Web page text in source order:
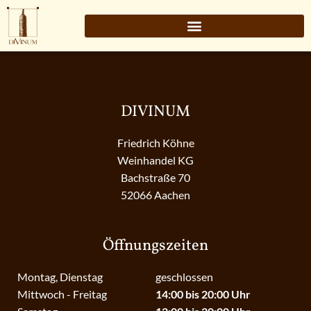
DIVINUM
Friedrich Köhne
Weinhandel KG
Bachstraße 70
52066 Aachen
Öffnungszeiten
Montag, Dienstag
Mittwoch - Freitag
geschlossen
14:00 bis 20:00 Uhr